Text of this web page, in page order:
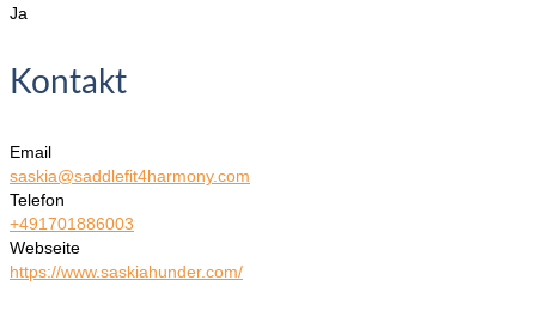
Ja
Kontakt
Email
saskia@saddlefit4harmony.com
Telefon
+491701886003
Webseite
https://www.saskiahunder.com/